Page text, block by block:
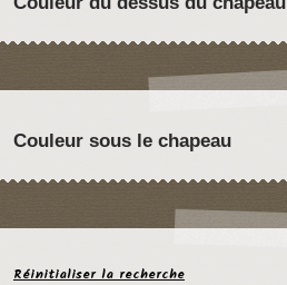
Couleur sous le chapeau
Réinitialiser la recherche